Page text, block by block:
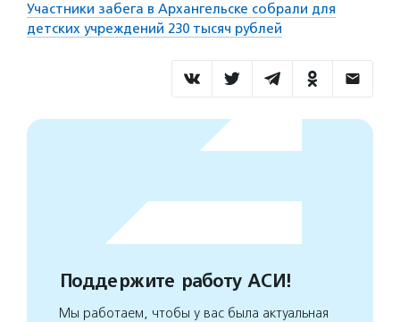
Участники забега в Архангельске собрали для
детских учреждений 230 тысяч рублей
Поддержите работу АСИ!
Мы работаем, чтобы у вас была актуальная